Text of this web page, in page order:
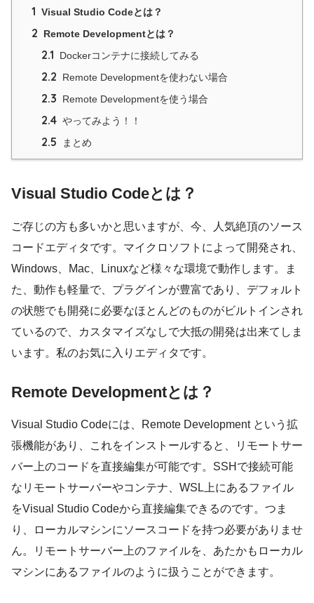
1 Visual Studio Codeとは？
2 Remote Developmentとは？
2.1 Dockerコンテナに接続してみる
2.2 Remote Developmentを使わない場合
2.3 Remote Developmentを使う場合
2.4 やってみよう！！
2.5 まとめ
Visual Studio Codeとは？
ご存じの方も多いかと思いますが、今、人気絶頂のソース
コードエディタです。マイクロソフトによって開発され、
Windows、Mac、Linuxなど様々な環境で動作します。ま
た、動作も軽量で、プラグインが豊富であり、デフォルト
の状態でも開発に必要なほとんどのものがビルトインされ
ているので、カスタマイズなしで大抵の開発は出来てしま
います。私のお気に入りエディタです。
Remote Developmentとは？
Visual Studio Codeには、Remote Development という拡
張機能があり、これをインストールすると、リモートサー
バー上のコードを直接編集が可能です。SSHで接続可能
なリモートサーバーやコンテナ、WSL上にあるファイル
をVisual Studio Codeから直接編集できるのです。つま
り、ローカルマシンにソースコードを持つ必要がありませ
ん。リモートサーバー上のファイルを、あたかもローカル
マシンにあるファイルのように扱うことができます。